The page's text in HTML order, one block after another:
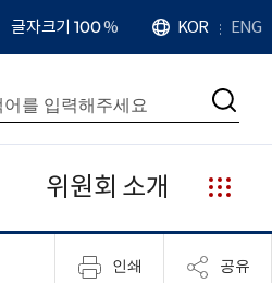
확
대
치
글자크기 100%
언
어
KOR ENG
검
위원회 소개
누
리
집
인쇄 공유